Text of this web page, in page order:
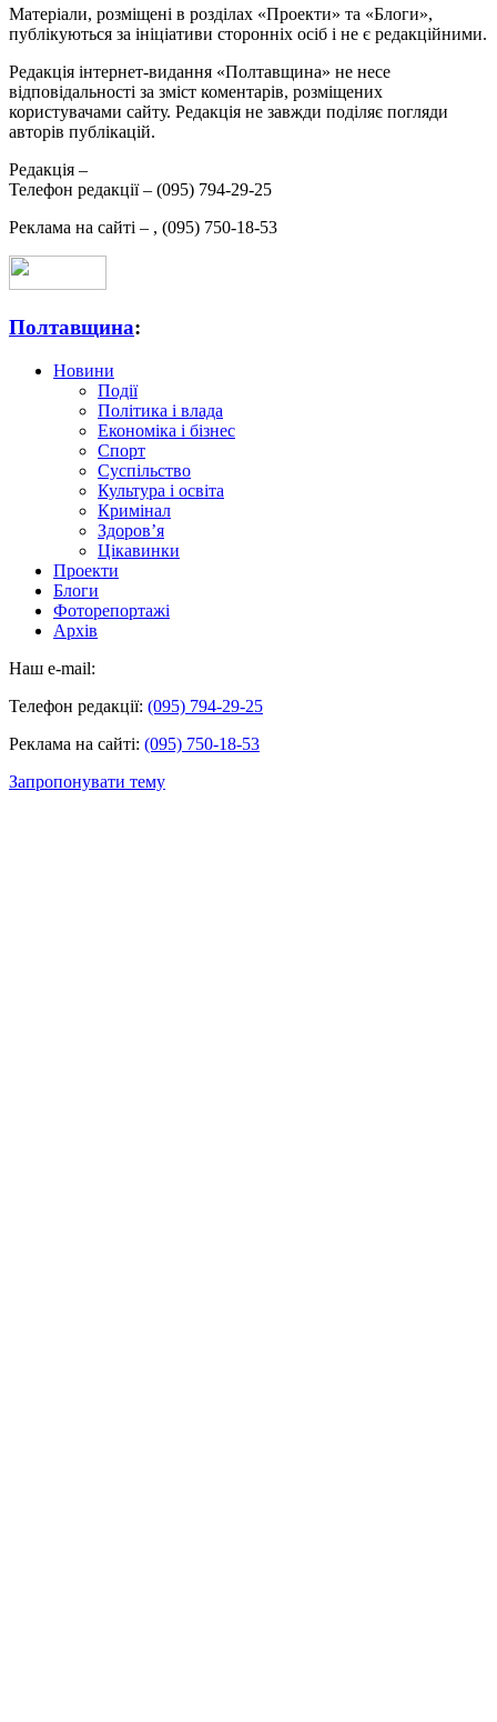
Матеріали, розміщені в розділах «Проекти» та «Блоги»,
публікуються за ініціативи сторонніх осіб і не є редакційними.
Редакція інтернет-видання «Полтавщина» не несе
відповідальності за зміст коментарів, розміщених
користувачами сайту. Редакція не завжди поділяє погляди
авторів публікацій.
Редакція –
Телефон редакції – (095) 794-29-25
Реклама на сайті – , (095) 750-18-53
Полтавщина:
Новини
Події
Політика і влада
Економіка і бізнес
Спорт
Суспільство
Культура і освіта
Кримінал
Здоров’я
Цікавинки
Проекти
Блоги
Фоторепортажі
Архів
Наш e-mail:
Телефон редакції: (095) 794-29-25
Реклама на сайті: (095) 750-18-53
Запропонувати тему